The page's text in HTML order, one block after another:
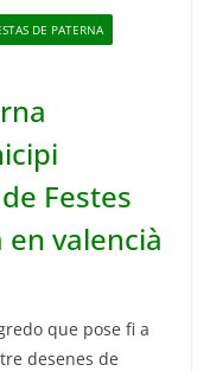
DE PATERNA
Festes
valencià
que pose fi a
desenes de